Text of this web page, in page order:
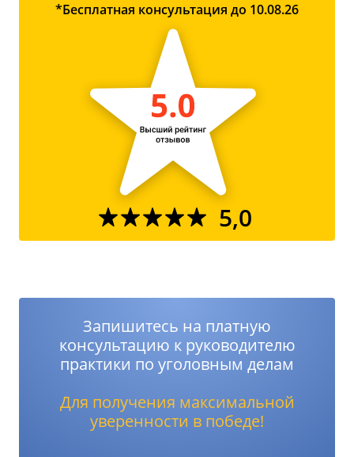
*Бесплатная консультация до 10.08.26
5,0
Запишитесь на платную
консультацию к руководителю
практики по уголовным делам
Для получения максимальной
уверенности в победе!